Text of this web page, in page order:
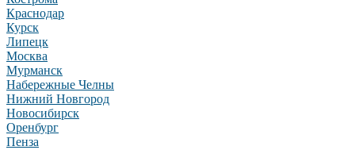
Краснодар
Курск
Липецк
Москва
Мурманск
Набережные Челны
Нижний Новгород
Новосибирск
Оренбург
Пенза